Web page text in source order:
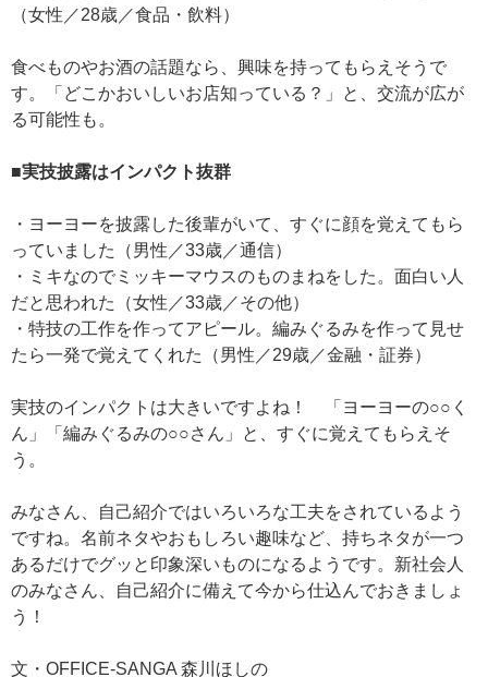
（女性／28歳／食品・飲料）
食べものやお酒の話題なら、興味を持ってもらえそうで
す。「どこかおいしいお店知っている？」と、交流が広が
る可能性も。
■実技披露はインパクト抜群
・ヨーヨーを披露した後輩がいて、すぐに顔を覚えてもら
っていました（男性／33歳／通信）
・ミキなのでミッキーマウスのものまねをした。面白い人
だと思われた（女性／33歳／その他）
・特技の工作を作ってアピール。編みぐるみを作って見せ
たら一発で覚えてくれた（男性／29歳／金融・証券）
実技のインパクトは大きいですよね！ 「ヨーヨーの○○く
ん」「編みぐるみの○○さん」と、すぐに覚えてもらえそ
う。
みなさん、自己紹介ではいろいろな工夫をされているよう
ですね。名前ネタやおもしろい趣味など、持ちネタが一つ
あるだけでグッと印象深いものになるようです。新社会人
のみなさん、自己紹介に備えて今から仕込んでおきましょ
う！
文・OFFICE-SANGA 森川ほしの